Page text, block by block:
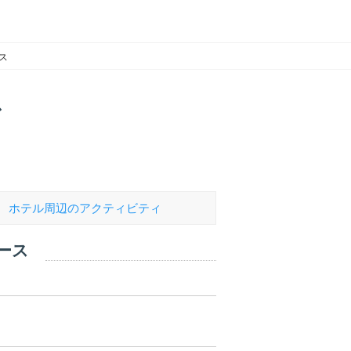
ホテル周辺のアクティビティ
ス